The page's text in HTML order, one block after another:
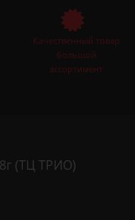
Качественный товар
большой
ассортимент
(ТЦ ТРИО)